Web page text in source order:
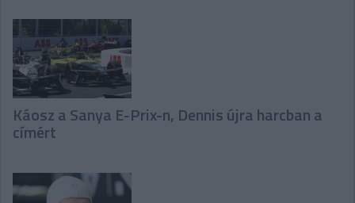
Káosz a Sanya E-Prix-n, Dennis újra harcban a
címért